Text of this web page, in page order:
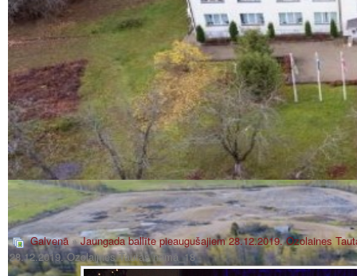
Galvenā»Jaungada ballīte pieaugušajiem 28.12.2019. Ozolaines
28.12.2019. Ozolaijnes Tautas namā_18